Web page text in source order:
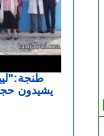
يشيدون